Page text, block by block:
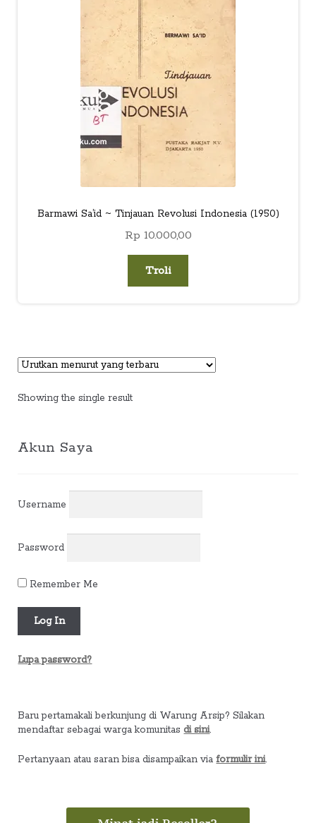
Rekening
Barmawi Sa’id ~ Tinjauan Revolusi Indonesia (1950)
Rp 10.000,00
Troli
Showing the single result
Akun Saya
Username
Password
Remember Me
Lupa password?
Baru pertamakali berkunjung di Warung Arsip? Silakan
mendaftar sebagai warga komunitas di sini.
Pertanyaan atau saran bisa disampaikan viaformulir ini.